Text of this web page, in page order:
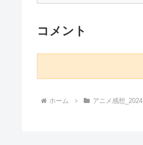
コメント
ホーム アニメ感想_2024